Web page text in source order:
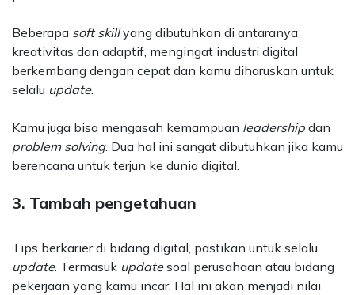
Beberapa soft skillyang dibutuhkan di antaranya
kreativitas dan adaptif, mengingat industri digital
berkembang dengan cepat dan kamu diharuskan untuk
selalu update.
Kamu juga bisa mengasah kemampuan leadership dan
problem solving. Dua hal ini sangat dibutuhkan jika kamu
berencana untuk terjun ke dunia digital.
3. Tambah pengetahuan
Tips berkarier di bidang digital, pastikan untuk selalu
update. Termasuk updatesoal perusahaan atau bidang
pekerjaan yang kamu incar. Hal ini akan menjadi nilai